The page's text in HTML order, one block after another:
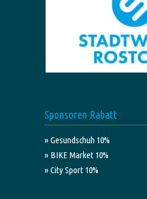
Sponsoren Rabatt
» Gesundschuh 10%
» BIKE Market 10%
» City Sport 10%